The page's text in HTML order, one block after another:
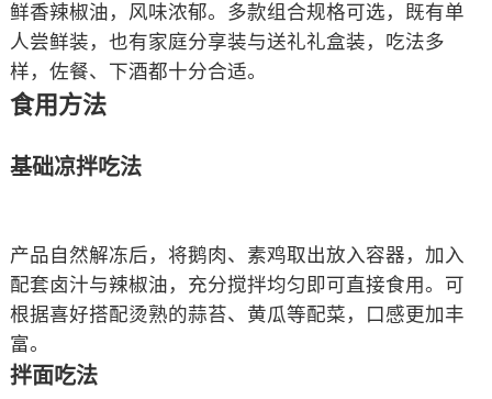
鲜香辣椒油，风味浓郁。多款组合规格可选，既有单
人尝鲜装，也有家庭分享装与送礼礼盒装，吃法多
样，佐餐、下酒都十分合适。
食用方法
基础凉拌吃法
产品自然解冻后，将鹅肉、素鸡取出放入容器，加入
配套卤汁与辣椒油，充分搅拌均匀即可直接食用。可
根据喜好搭配烫熟的蒜苔、黄瓜等配菜，口感更加丰
富。
拌面吃法